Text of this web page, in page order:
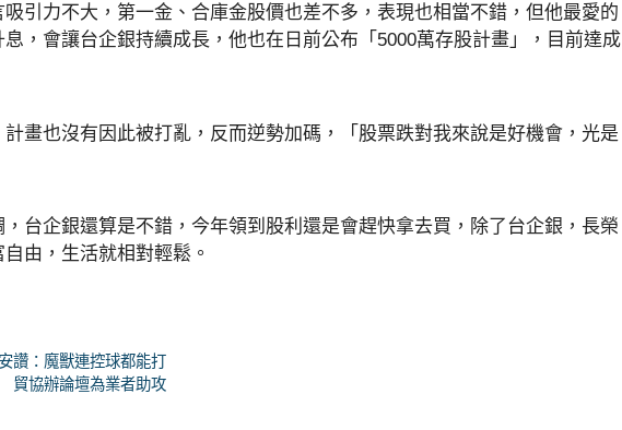
引力不大，第一金、合庫金股價也差不多，表現也相當不錯，但他最愛的
，會讓台企銀持續成長，他也在日前公布「5000萬存股計畫」，目前達成
畫也沒有因此被打亂，反而逆勢加碼，「股票跌對我來說是好機會，光是
台企銀還算是不錯，今年領到股利還是會趕快拿去買，除了台企銀，長榮
由，生活就相對輕鬆。
讚：魔獸連控球都能打
貿協辦論壇為業者助攻